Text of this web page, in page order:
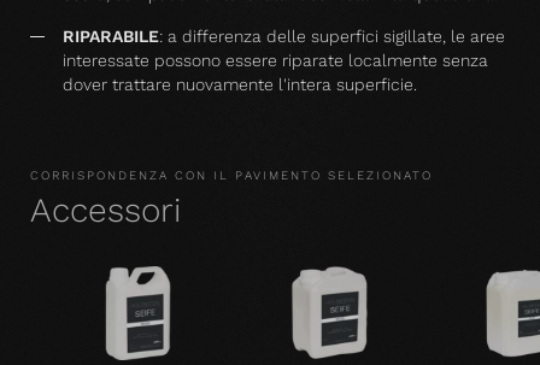
RIPARABILE: a differenza delle superfici sigillate, le aree
interessate possono essere riparate localmente senza
dover trattare nuovamente l'intera superficie.
CORRISPONDENZA CON IL PAVIMENTO SELEZIONATO
Accessori